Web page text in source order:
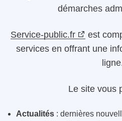
démarches
Service-public.fr
est
services en offrant une
Le site vous
Actualités : dernières